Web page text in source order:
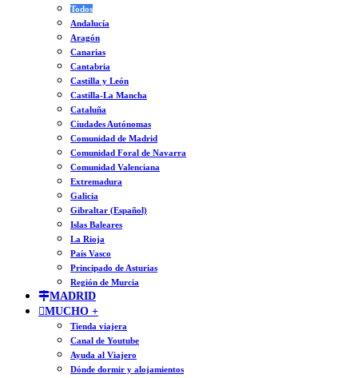
Todos
Andalucía
Aragón
Canarias
Cantabria
Castilla y León
Castilla-La Mancha
Cataluña
Ciudades Autónomas
Comunidad de Madrid
Comunidad Foral de Navarra
Comunidad Valenciana
Extremadura
Galicia
Gibraltar (Español)
Islas Baleares
La Rioja
País Vasco
Principado de Asturias
Región de Murcia
MADRID
MUCHO +
Tienda viajera
Canal de Youtube
Ayuda al Viajero
Dónde dormir y alojamientos